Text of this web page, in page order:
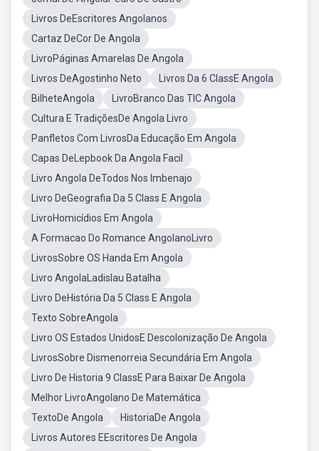
Livros DeEscritores Angolanos
Cartaz DeCor De Angola
LivroPáginas Amarelas De Angola
Livros DeAgostinho Neto
Livros Da 6 ClassE Angola
BilheteAngola
LivroBranco Das TIC Angola
Cultura E TradiçõesDe Angola Livro
Panfletos Com LivrosDa Educação Em Angola
Capas DeLepbook Da Angola Facil
Livro Angola DeTodos Nos Imbenajo
Livro DeGeografia Da 5 Class E Angola
LivroHomicídios Em Angola
A Formacao Do Romance AngolanoLivro
LivrosSobre OS Handa Em Angola
Livro AngolaLadislau Batalha
Livro DeHistória Da 5 Class E Angola
Texto SobreAngola
Livro OS Estados UnidosE Descolonização De Angola
LivrosSobre Dismenorreia Secundária Em Angola
Livro De Historia 9 ClassE Para Baixar De Angola
Melhor LivroAngolano De Matemática
TextoDe Angola
HistoriaDe Angola
Livros Autores EEscritores De Angola